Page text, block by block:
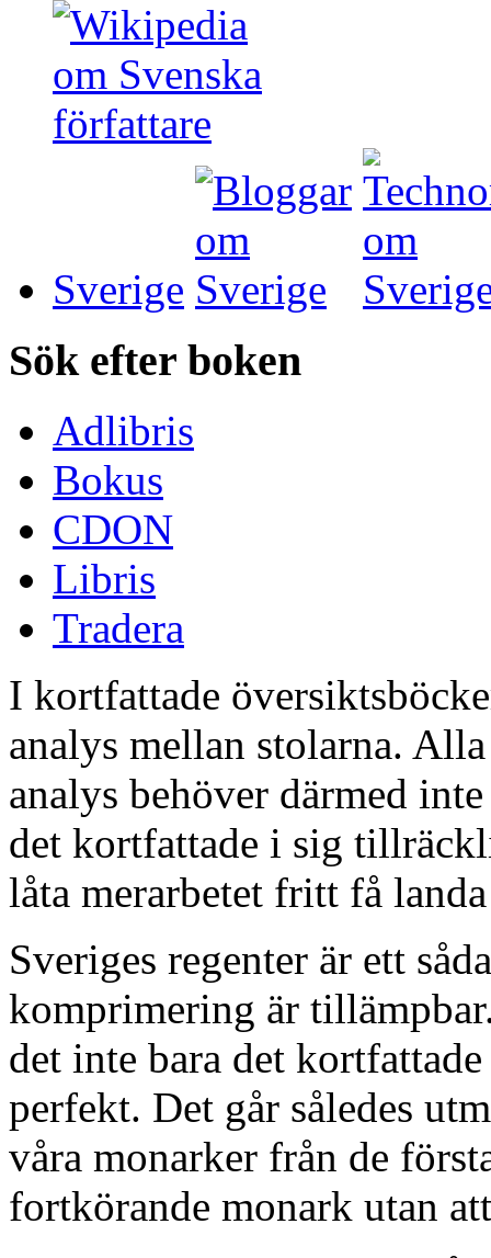
Sverige
Sök efter boken
Adlibris
Bokus
CDON
Libris
Tradera
I kortfattade
analys mellan stolarna.
analys behöver därmed
det kortfattade i sig
låta merarbetet fritt få
Sveriges regenter är ett
komprimering är
det inte bara det
perfekt. Det går således
våra monarker från de
fortkörande monark utan